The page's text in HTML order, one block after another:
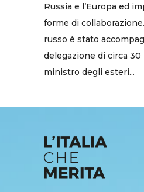
Russia e l’Europa ed
forme di
russo è stato
delegazione di circa
ministro degli esteri...